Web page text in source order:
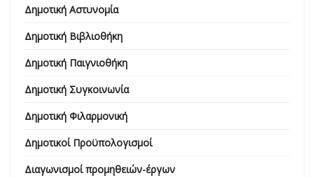
Δημοτική Αστυνομία
Δημοτική Βιβλιοθήκη
Δημοτική Παιγνιοθήκη
Δημοτική Συγκοινωνία
Δημοτική Φιλαρμονική
Δημοτικοί Προϋπολογισμοί
Διαγωνισμοί προμηθειών-έργων